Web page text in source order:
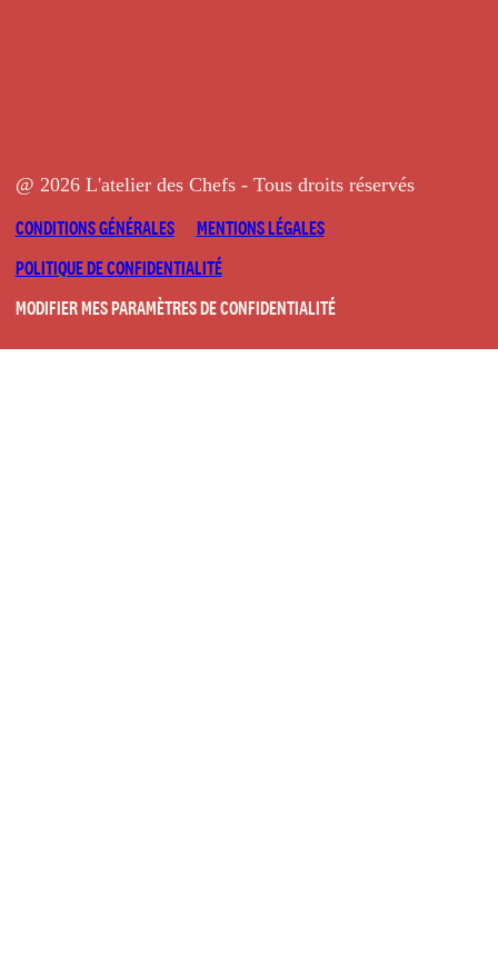
@ 2026 L'atelier des Chefs - Tous droits réservés
CONDITIONS GÉNÉRALES
MENTIONS LÉGALES
POLITIQUE DE CONFIDENTIALITÉ
MODIFIER MES PARAMÈTRES DE CONFIDENTIALITÉ